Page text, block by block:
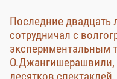
Последние двадцать
сотрудничал с
экспериментальным
О.Джангишерашвили,